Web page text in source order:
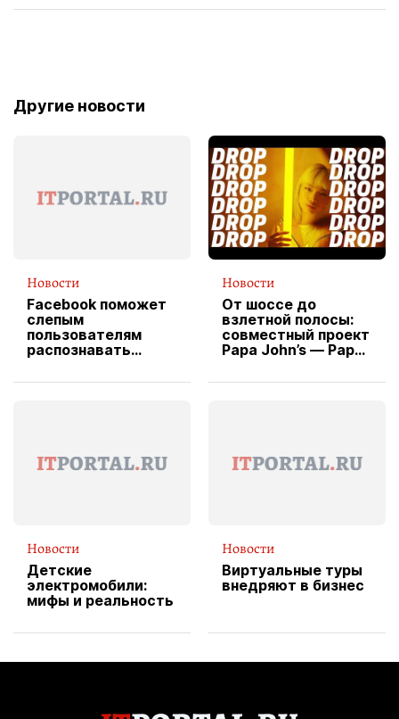
Другие новости
Новости
Facebook поможет
слепым
пользователям
распознавать
Новости
От шоссе до
взлетной полосы:
совместный проект
Papa John’s — Papa
вводит
Новости
Детские
электромобили:
мифы и реальность
Новости
Виртуальные туры
внедряют в бизнес